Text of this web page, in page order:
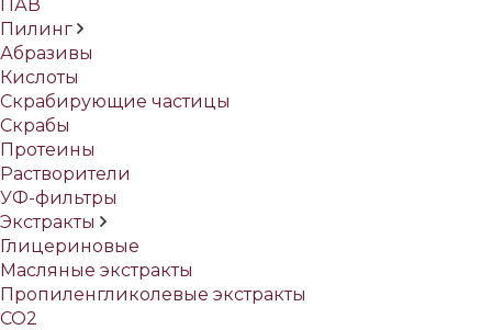
ПАВ
Пилинг
Абразивы
Кислоты
Скрабирующие частицы
Скрабы
Протеины
Растворители
УФ-фильтры
Экстракты
Глицериновые
Масляные экстракты
Пропиленгликолевые экстракты
СО2